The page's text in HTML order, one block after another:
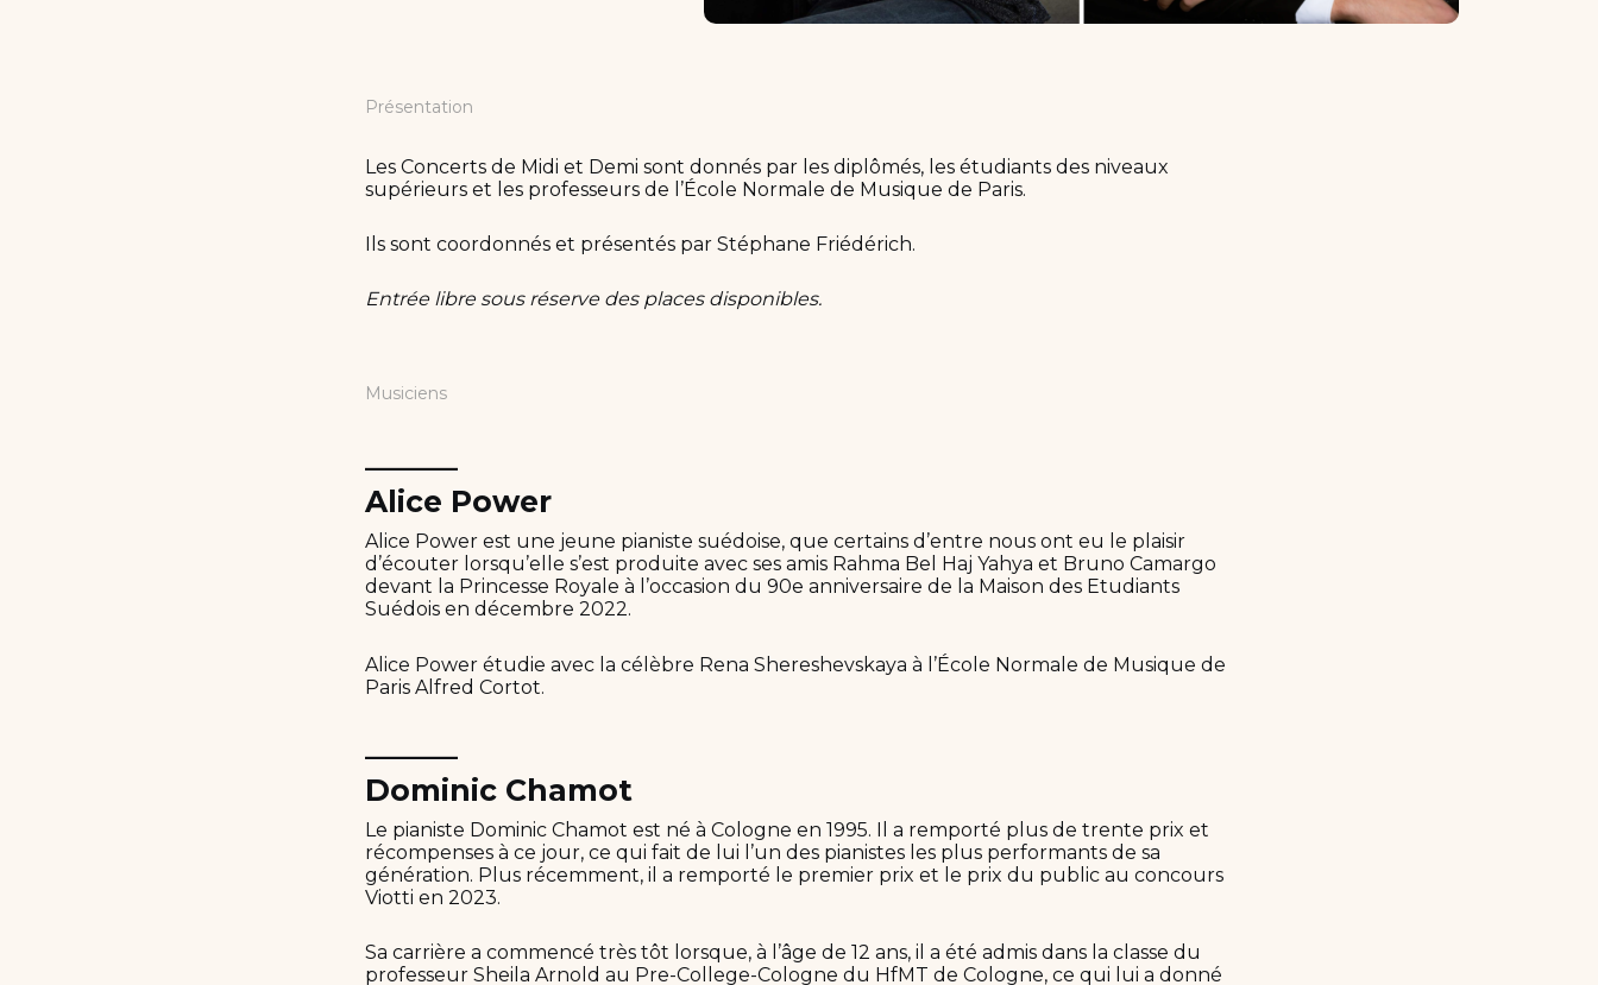
Présentation
Les Concerts de Midi et Demi sont donnés par les diplômés, les étudiants des niveaux
supérieurs et les professeurs de l’École Normale de Musique de Paris.
Ils sont coordonnés et présentés par Stéphane Friédérich.
Entrée libre sous réserve des places disponibles.
Musiciens
______
Alice Power
Alice Power est une jeune pianiste suédoise, que certains d’entre nous ont eu le plaisir
d’écouter lorsqu’elle s’est produite avec ses amis Rahma Bel Haj Yahya et Bruno Camargo
devant la Princesse Royale à l’occasion du 90e anniversaire de la Maison des Etudiants
Suédois en décembre 2022.
Alice Power étudie avec la célèbre Rena Shereshevskaya à l’École Normale de Musique de
Paris Alfred Cortot.
Dominic Chamot
Le pianiste Dominic Chamot est né à Cologne en 1995. Il a remporté plus de trente prix et
récompenses à ce jour, ce qui fait de lui l’un des pianistes les plus performants de sa
génération. Plus récemment, il a remporté le premier prix et le prix du public au concours
Viotti en 2023.
Sa carrière a commencé très tôt lorsque, à l’âge de 12 ans, il a été admis dans la classe du
professeur Sheila Arnold au Pre-College-Cologne du HfMT de Cologne, ce qui lui a donné